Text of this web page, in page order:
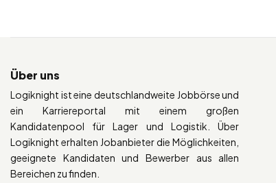
Über uns
Logiknight ist eine deutschlandweite Jobbörse und
ein Karriereportal mit einem großen
Kandidatenpool für Lager und Logistik. Über
Logiknight erhalten Jobanbieter die Möglichkeiten,
geeignete Kandidaten und Bewerber aus allen
Bereichen zu finden.